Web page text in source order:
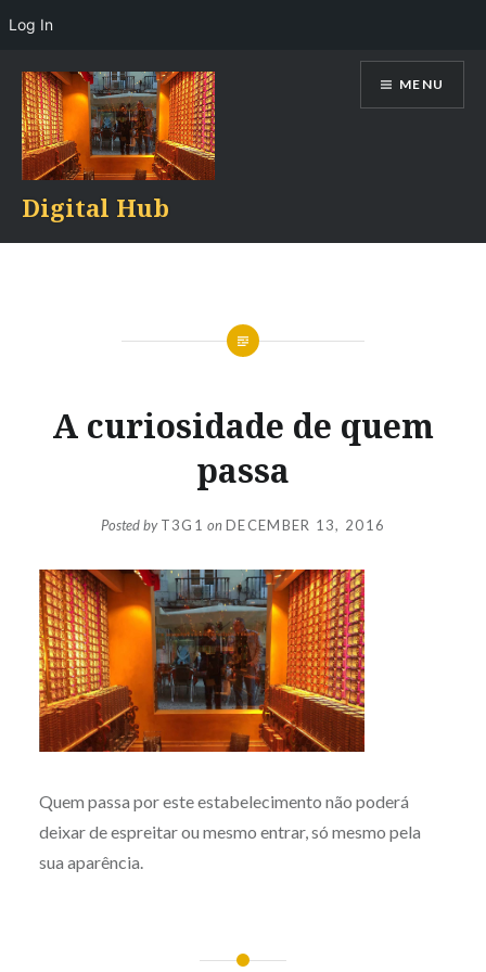
content
Digital Hub
MENU
A curiosidade de quem
passa
Posted byT3G1 onDECEMBER 13, 2016
Quem passa por este estabelecimento não poderá
deixar de espreitar ou mesmo entrar, só mesmo pela
sua aparência.
Log In